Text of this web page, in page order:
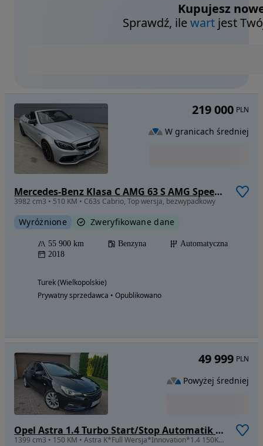
Kupujesz
Sprawdź, ilewart jest
Mercedes-Benz Klasa C AMG 63 S AMG Speedshift 7G-MCT
3982 cm3 • 510 KM • C63s Cabrio, Top wersja, bezwypadkowy
Wyróżnione Zweryfikowane dane
55 900 km Benzyna
Automatyczna
2018
Turek (Wielkopolskie)
Prywatny sprzedawca • Opublikowano
219 000 PLN
W granicach średniej
Opel Astra 1.4 Turbo Start/Stop Automatik Innovation
1399 cm3 • 150 KM • Astra K*Full Wersja*Innovation*1.4 150KM LPG*Aktywny tempomat*Gwarancj
49 999 PLN
Powyżej średniej